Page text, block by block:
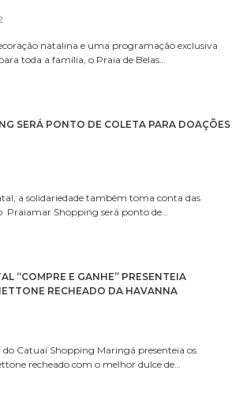
natalina e uma programação exclusiva
toda a família, o Praia de Belas…
SERÁ PONTO DE COLETA PARA DOAÇÕES
a solidariedade também toma conta das
Praiamar Shopping será ponto de…
“COMPRE E GANHE” PRESENTEIA
RECHEADO DA HAVANNA
Catuaí Shopping Maringá presenteia os
recheado com o melhor dulce de…